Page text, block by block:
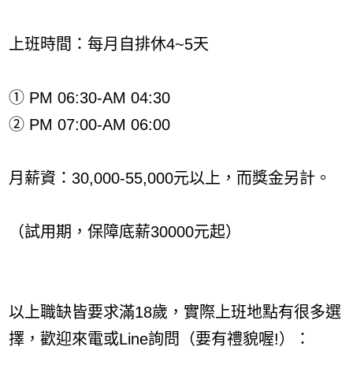
上班時間：每月自排休4~5天
① PM 06:30-AM 04:30
② PM 07:00-AM 06:00
月薪資：30,000-55,000元以上，而獎金另計。
（試用期，保障底薪30000元起）
以上職缺皆要求滿18歲，實際上班地點有很多選
擇，歡迎來電或Line詢問（要有禮貌喔!）：